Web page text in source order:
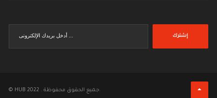
إشترك
© HUB 2022 . جميع الحقوق محفوظة.